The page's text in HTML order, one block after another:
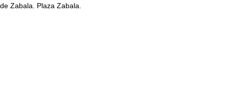
de Zabala. Plaza Zabala.